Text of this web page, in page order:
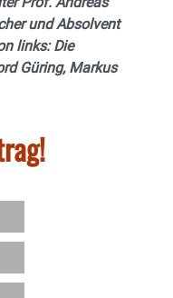
und Absolvent
links: Die
Güring, Markus